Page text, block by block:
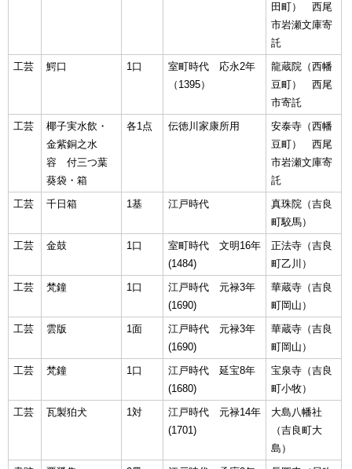
田町） 西尾
市岩瀬文庫寄
託
工芸
鰐口 1口
室町時代 応永2年
（1395）
龍蔵院（西幡
豆町） 西尾
市寄託
工芸
椰子実水飲・
金紫銅之水
容 付三つ葉
葵袋・箱
各1点 伝徳川家康所用
安泰寺（西幡
豆町） 西尾
市岩瀬文庫寄
託
工芸
千日箱 1基 江戸時代
真珠院（吉良
町駮馬）
工芸
金鼓 1口
室町時代 文明16年
(1484)
正法寺（吉良
町乙川）
工芸
梵鐘 1口
江戸時代 元禄3年
(1690)
華蔵寺（吉良
町岡山）
工芸
雲版 1面
江戸時代 元禄3年
(1690)
華蔵寺（吉良
町岡山）
工芸
梵鐘 1口
江戸時代 延宝8年
(1680)
宝泉寺（吉良
町小牧）
工芸
瓦製狛犬 1対
江戸時代 元禄14年
(1701)
大島八幡社
（吉良町大
島）